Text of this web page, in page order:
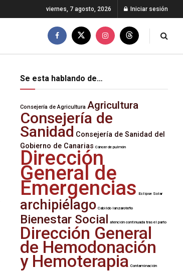
viernes, 7 agosto, 2026 Iniciar sesión
Se esta hablando de…
Consejería de Agricultura Agricultura
Consejería de
Sanidad Consejería de Sanidad del
Gobierno de Canarias Cáncer de pulmón
Dirección
General de
Emergencias Eclipse Solar
archipiélago Cabildo lanzaroteño
Bienestar Social atención continuada tras el parto
Dirección General
de Hemodonación
y Hemoterapia Contaminación